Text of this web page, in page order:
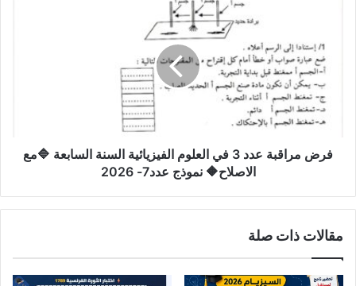
العلوم
الفيزيائية
السنة
🔷مع
عدد7-
فرض مراقبة عدد 3 في العلوم الفيزيائية السنة السابعة 🔷مع
الاصلاح🔶 نموذج عدد7- 2026
مقالات ذات صلة